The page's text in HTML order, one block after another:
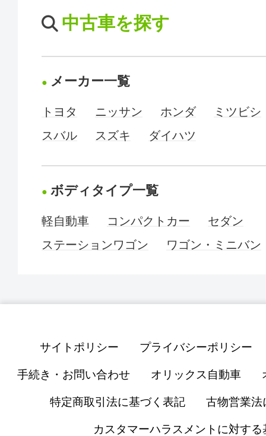
中古車を探す
メーカー一覧
トヨタ ニッサン ホンダ
ミツビシ
スバル
スズキ ダイハツ
ボディタイプ一覧
軽自動車 コンパクトカー
セダン
ステーションワゴン
ワゴン・ミニバン
サイトポリシー プライバシーポリシー
手続き・お問い合わせ オリックス自動車
特定商取引法に基づく表記 古物営業法
カスタマーハラスメントに対する